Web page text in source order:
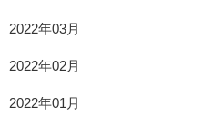
2022年03月
2022年02月
2022年01月